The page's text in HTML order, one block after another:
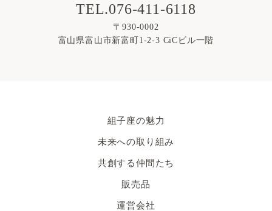
TEL.076-411-6118
〒930-0002
富山県富山市新富町1-2-3 CiCビル一階
組子座の魅力
未来への取り組み
共創する仲間たち
販売品
運営会社